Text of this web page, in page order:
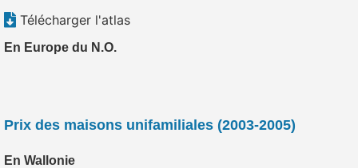
Télécharger l'atlas
En Europe du N.O.
Prix des maisons unifamiliales (2003-2005)
En Wallonie